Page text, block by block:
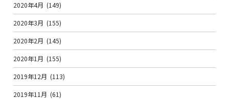
2020年4月 (149)
2020年3月 (155)
2020年2月 (145)
2020年1月 (155)
2019年12月 (113)
2019年11月 (61)